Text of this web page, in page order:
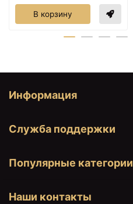
В корзину
Информация
Служба поддержки
Популярные категории
Наши контакты